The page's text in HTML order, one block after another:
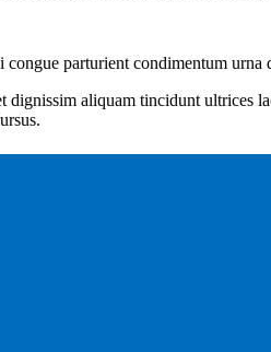
parturient condimentum
aliquam tincidunt ultrices